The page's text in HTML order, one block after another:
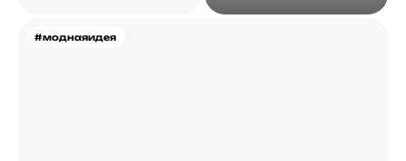
#моднаяидея